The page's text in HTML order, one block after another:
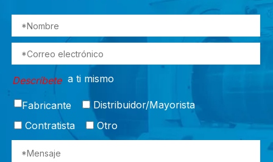
Descríbete a ti mismo
Fabricante
Distribuidor/Mayorista
Contratista
Otro